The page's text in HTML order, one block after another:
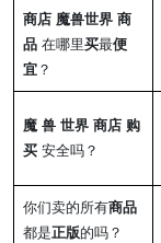
商店 魔兽世界 商
品 在哪里买最便
宜 ？
魔 兽 世界 商店 购
买 安全吗？
你们卖的所有商品
都是正版的吗？